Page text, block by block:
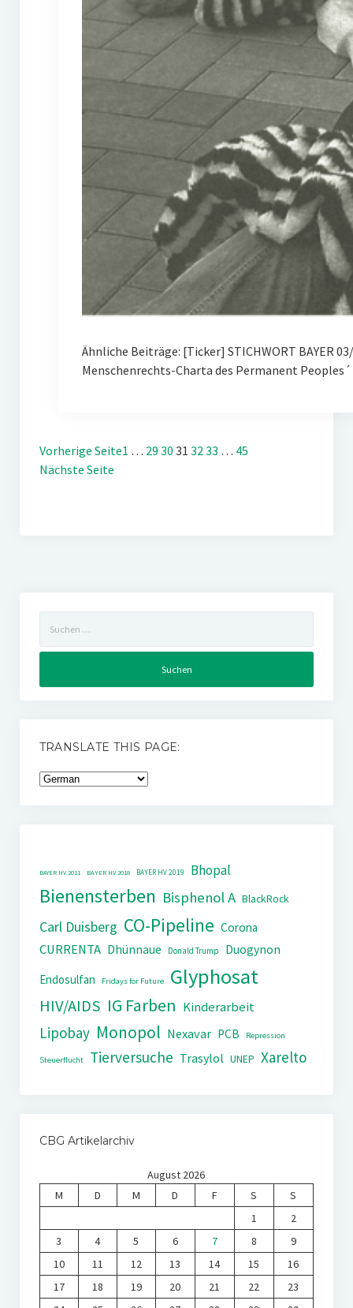
Ähnliche Beiträge: [Ticker] STICHWORT BAYER
Menschenrechts-Charta des Permanent
Vorherige Seite1 … 29 30 31 3233 … 45
Nächste Seite
nach:
TRANSLATE THIS PAGE:
BAYER HV 2011 BAYER HV 2018 BAYER HV 2019 Bhopal
Bienensterben Bisphenol A BlackRock
Carl Duisberg CO-Pipeline Corona
CURRENTA Dhünnaue Donald Trump
Duogynon
Endosulfan
Fridays for Future Glyphosat
HIV/AIDS IG Farben Kinderarbeit
Lipobay Monopol Nexavar PCB Repression
Steuerflucht Tierversuche Trasylol UNEP Xarelto
CBG Artikelarchiv
August 2026
M
D M D F S
S
1
2
3
4 5 6 7 8
9
10
11 12 13 14 15
16
17
18 19 20 21 22
23